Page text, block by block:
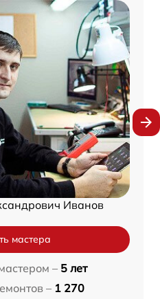
Иванов
мастера
– 5 лет
– 1 270